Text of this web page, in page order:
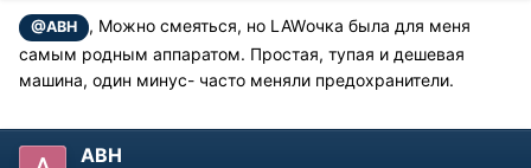
@АВН
, Можно смеяться, но LAWочка была для меня
самым родным аппаратом. Простая, тупая и дешевая
машина, один минус- часто меняли предохранители.
АВН